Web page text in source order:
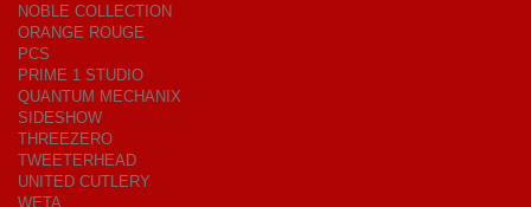
NOBLE COLLECTION
ORANGE ROUGE
PCS
PRIME 1 STUDIO
QUANTUM MECHANIX
SIDESHOW
THREEZERO
TWEETERHEAD
UNITED CUTLERY
WETA